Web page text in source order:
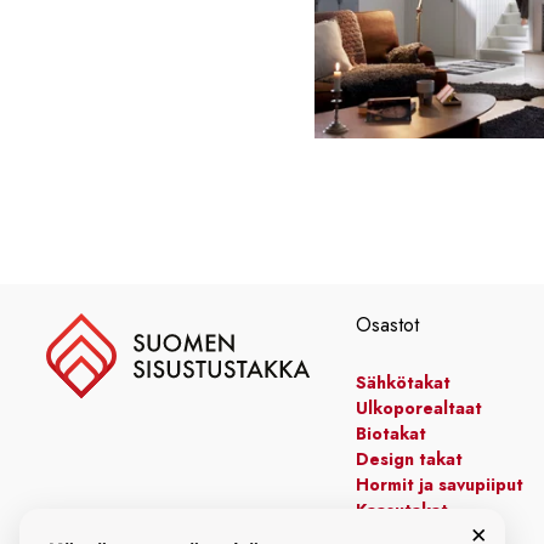
Osastot
Sähkötakat
Ulkoporealtaat
Biotakat
Design takat
Hormit ja savupiiput
Kaasutakat
Kiertoilmatakat
×